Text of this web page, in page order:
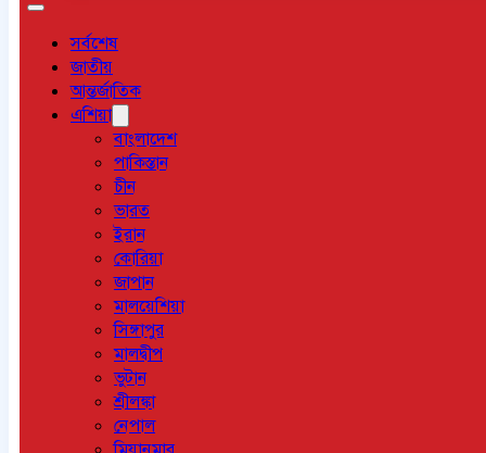
সর্বশেষ
জাতীয়
আন্তর্জাতিক
এশিয়া
বাংলাদেশ
পাকিস্তান
চীন
ভারত
ইরান
কোরিয়া
জাপান
মালয়েশিয়া
সিঙ্গাপুর
মালদ্বীপ
ভুটান
শ্রীলঙ্কা
নেপাল